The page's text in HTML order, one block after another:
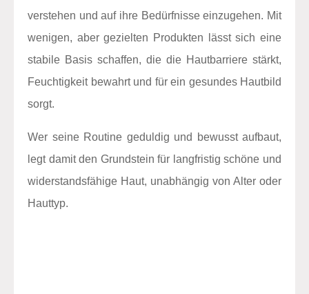
verstehen und auf ihre Bedürfnisse einzugehen. Mit
wenigen, aber gezielten Produkten lässt sich eine
stabile Basis schaffen, die die Hautbarriere stärkt,
Feuchtigkeit bewahrt und für ein gesundes Hautbild
sorgt.
Wer seine Routine geduldig und bewusst aufbaut,
legt damit den Grundstein für langfristig schöne und
widerstandsfähige Haut, unabhängig von Alter oder
Hauttyp.